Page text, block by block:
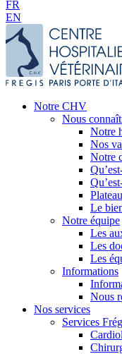
FR
EN
Notre CHV
Nous
Notre
Nos
Notre
Le
Notre équipe
Les
Les
Les
Informations
Nous
Nos services
Services